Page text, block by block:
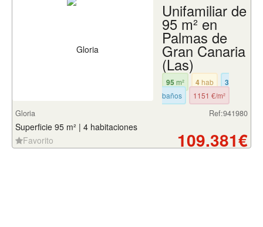
Unifamiliar de
95 m² en
Palmas de
Gran Canaria
(Las)
95 m² 4hab 3
baños 1151 €/m²
Ref:941980
Gloria
Superficie 95 m² | 4 habitaciones
Favorito
109.381€